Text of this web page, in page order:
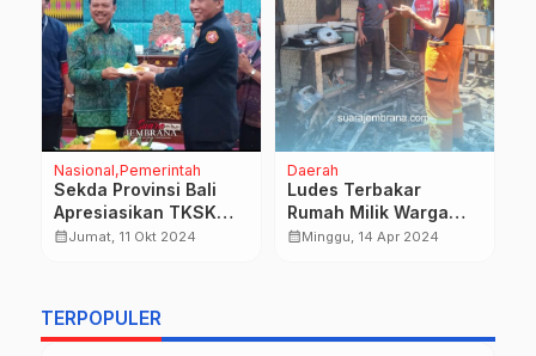
Nasional Pemerintah
Sekda Provinsi Bali
Apresiasikan TKSK
Bali di HUT Ke-15
calendar_monthJumat, 11 Okt 2024
Daerah
Ludes Terbakar
Rumah Milik Warga
Saat Halal Bihalal
calendar_monthMinggu, 14 Apr 2024
TERPOPULER